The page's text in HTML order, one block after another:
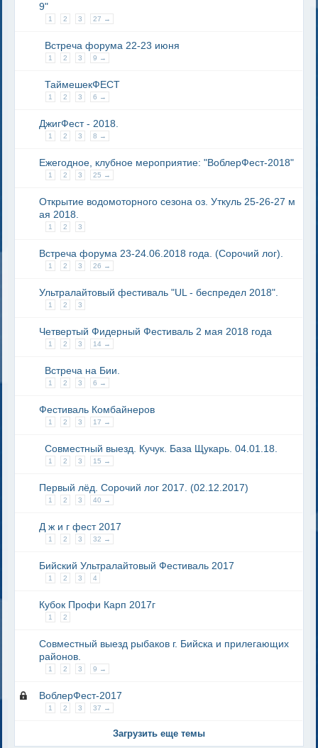
9"
1 2 3 27 →
Встреча форума 22-23 июня
1 2 3 9 →
ТаймешекФЕСТ
1 2 3 6 →
ДжигФест - 2018.
1 2 3 8 →
Ежегодное, клубное мероприятие: "ВоблерФест-2018"
1 2 3 25 →
Открытие водомоторного сезона оз. Уткуль 25-26-27 м
ая 2018.
1 2 3
Встреча форума 23-24.06.2018 года. (Сорочий лог).
1 2 3 26 →
Ультралайтовый фестиваль "UL - беспредел 2018".
1 2 3
Четвертый Фидерный Фестиваль 2 мая 2018 года
1 2 3 14 →
Встреча на Бии.
1 2 3 6 →
Фестиваль Комбайнеров
1 2 3 17 →
Совместный выезд. Кучук. База Щукарь. 04.01.18.
1 2 3 15 →
Первый лёд. Сорочий лог 2017. (02.12.2017)
1 2 3 40 →
Д ж и г фест 2017
1 2 3 32 →
Бийский Ультралайтовый Фестиваль 2017
1 2 3 4
Кубок Профи Карп 2017г
1 2
Совместный выезд рыбаков г. Бийска и прилегающих
районов.
1 2 3 9 →
ВоблерФест-2017
1 2 3 37 →
Загрузить еще темы